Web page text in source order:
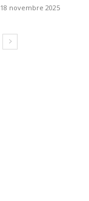
18 novembre 2025